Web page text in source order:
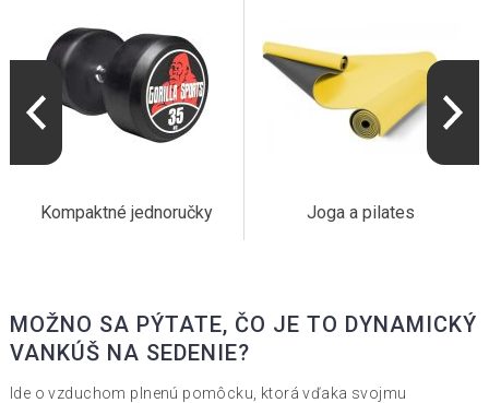
Kompaktné jednoručky Joga a pilates
MOŽNO SA PÝTATE, ČO JE TO DYNAMICKÝ
VANKÚŠ NA SEDENIE?
Ide o vzduchom plnenú pomôcku, ktorá vďaka svojmu